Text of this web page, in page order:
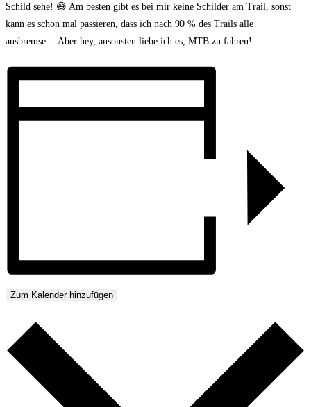
Schild sehe! 😅 Am besten gibt es bei mir keine Schilder am Trail, sonst
kann es schon mal passieren, dass ich nach 90 % des Trails alle
ausbremse… Aber hey, ansonsten liebe ich es, MTB zu fahren!
Zum Kalender hinzufügen